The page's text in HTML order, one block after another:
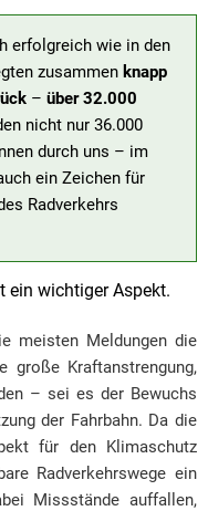
erfolgreich wie in den
zusammen knapp
– über 32.000
nicht nur 36.000
durch uns – im
ein Zeichen für
Radverkehrs
ein wichtiger Aspekt.
meisten Meldungen die
große Kraftanstrengung,
– sei es der Bewuchs
der Fahrbahn. Da die
für den Klimaschutz
Radverkehrswege ein
Missstände auffallen,